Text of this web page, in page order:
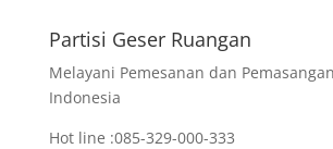
Partisi Geser Ruangan
Melayani Pemesanan dan
Indonesia
Hot line :085-329-000-333